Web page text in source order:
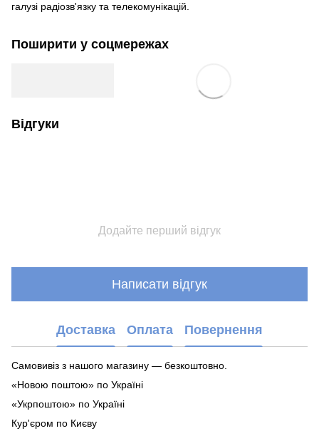
галузі радіозв'язку та телекомунікацій.
Поширити у соцмережах
Відгуки
Додайте перший відгук
Написати відгук
Доставка Оплата Повернення
Самовивіз з нашого магазину — безкоштовно.
«Новою поштою» по Україні
«Укрпоштою» по Україні
Кур'єром по Києву